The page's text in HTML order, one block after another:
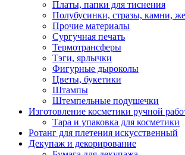
Платы, папки для тиснения
Полубусинки, стразы, камни,
Прочие материалы
Сургучная печать
Термотрансферы
Тэги, ярлычки
Фигурные дыроколы
Цветы, букетики
Штампы
Штемпельные подушечки
Изготовление косметики ручной
Тара и упаковка для косметики
Ротанг для плетения искусственный
Декупаж и декорирование